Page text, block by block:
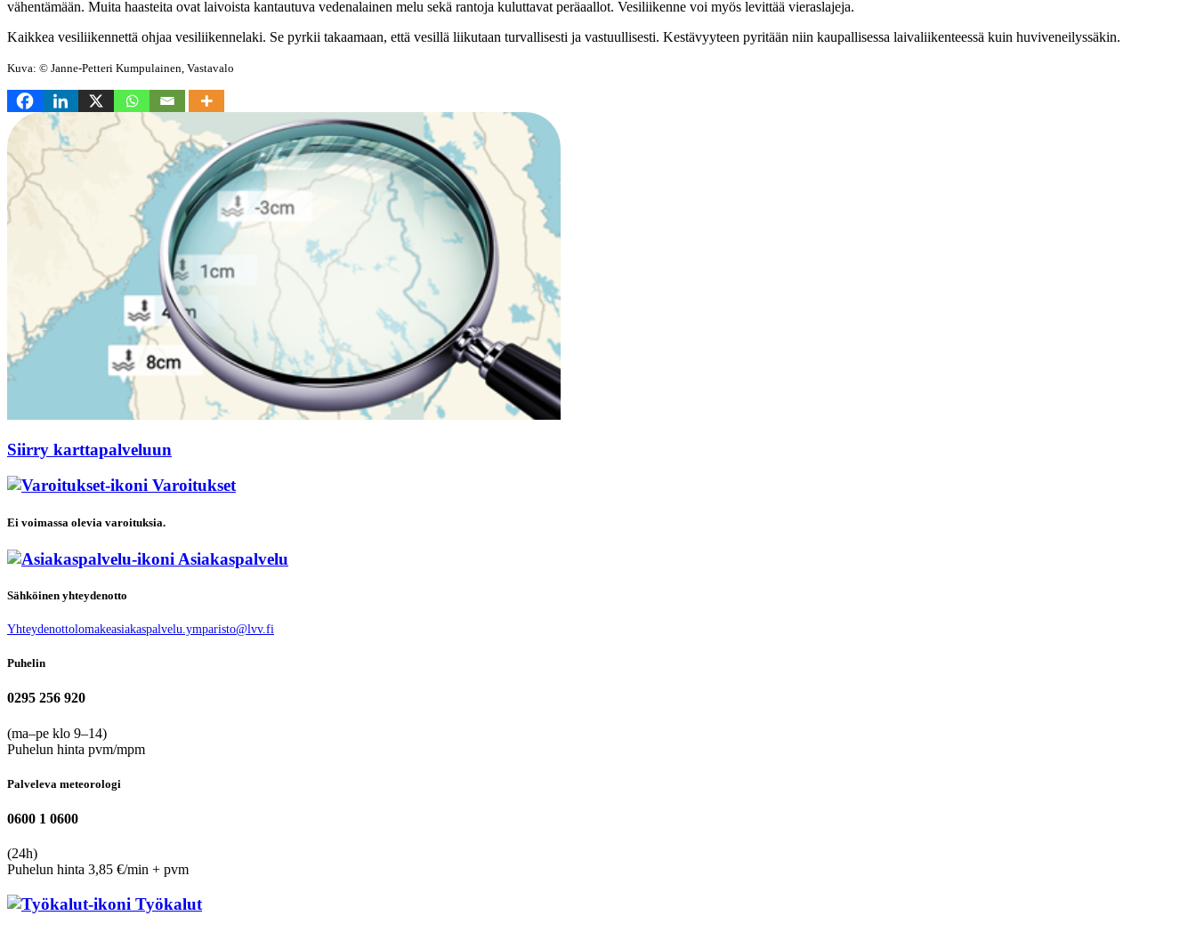
vähentämään. Muita haasteita ovat laivoista kantautuva vedenalainen melu sekä rantoja kuluttavat peräaallot. Vesiliikenne voi myös levittää vieraslajeja.
Kaikkea vesiliikennettä ohjaa vesiliikennelaki. Se pyrkii takaamaan, että vesillä liikutaan turvallisesti ja vastuullisesti. Kestävyyteen pyritään niin kaupallisessa laivaliikenteessä kuin huviveneilyssäkin.
Kuva: © Janne-Petteri Kumpulainen, Vastavalo
Siirry karttapalveluun
Varoitukset
Ei voimassa olevia varoituksia.
Asiakaspalvelu
Sähköinen yhteydenotto
Yhteydenottolomakeasiakaspalvelu.ymparisto@lvv.fi
Puhelin
0295 256 920
(ma–pe klo 9–14)
Puhelun hinta pvm/mpm
Palveleva meteorologi
0600 1 0600
(24h)
Puhelun hinta 3,85 €/min + pvm
Työkalut